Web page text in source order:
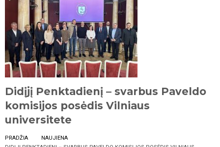
Didįjį Penktadienį – svarbus Paveldo
komisijos posėdis Vilniaus
universitete
PRADŽIA
NAUJIENA